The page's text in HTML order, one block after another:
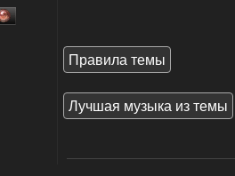
Правила темы
Лучшая музыка из темы